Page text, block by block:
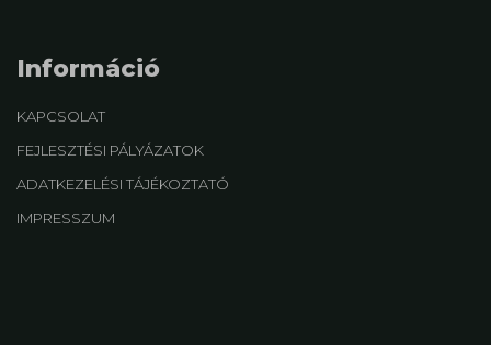
Információ
KAPCSOLAT
FEJLESZTÉSI PÁLYÁZATOK
ADATKEZELÉSI TÁJÉKOZTATÓ
IMPRESSZUM